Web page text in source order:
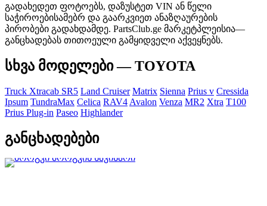
გადახედეთ ფოტოებს, დაზუსტეთ VIN ან წელი
საჭიროებისამებრ და გაარკვიეთ ანაზღაურების
პირობები გადახდამდე. PartsClub.ge მარკეტპლეისია—
განცხადებას თითოეული გამყიდველი აქვეყნებს.
სხვა მოდელები — TOYOTA
Truck Xtracab SR5 Land Cruiser Matrix Sienna Prius v Cressida
Ipsum TundraMax Celica RAV4 Avalon Venza MR2 Xtra T100
Prius Plug-in Paseo Highlander
განცხადებები